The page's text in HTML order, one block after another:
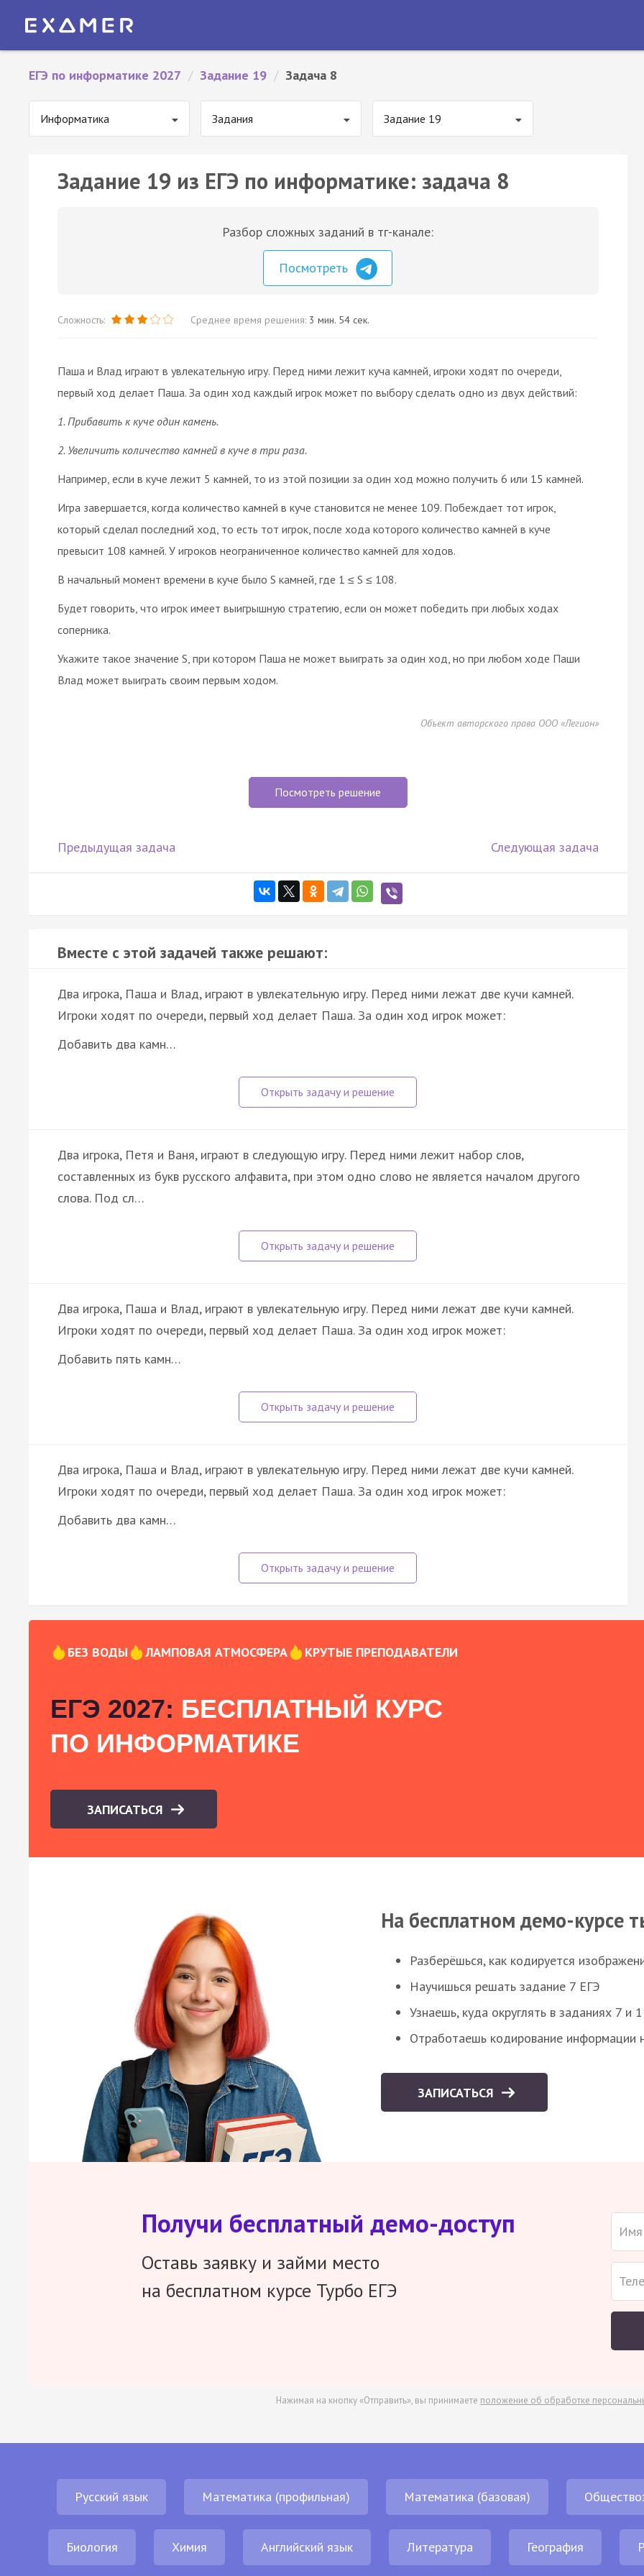
ЕГЭ по информатике 2027 / Задание 19 / Задача 8
Информатика Задания Задание 19
Задание 19 из ЕГЭ по информатике: задача 8
Разбор сложных заданий в тг-канале:
Посмотреть
Сложность: Среднее время решения: 3 мин. 54 сек.
Паша и Влад играют в увлекательную игру. Перед ними лежит куча камней, игроки ходят по очереди,
первый ход делает Паша. За один ход каждый игрок может по выбору сделать одно из двух действий:
1. Прибавить к куче один камень.
2. Увеличить количество камней в куче в три раза.
Например, если в куче лежит 5 камней, то из этой позиции за один ход можно получить 6 или 15 камней.
Игра завершается, когда количество камней в куче становится не менее 109. Побеждает тот игрок,
который сделал последний ход, то есть тот игрок, после хода которого количество камней в куче
превысит 108 камней. У игроков неограниченное количество камней для ходов.
В начальный момент времени в куче было S камней, где 1 ≤ S ≤ 108.
Будет говорить, что игрок имеет выигрышную стратегию, если он может победить при любых ходах
соперника.
Укажите такое значение S, при котором Паша не может выиграть за один ход, но при любом ходе Паши
Влад может выиграть своим первым ходом.
Объект авторского права ООО «Легион»
Посмотреть решение
Предыдущая задача Следующая задача
Вместе с этой задачей также решают:
Два игрока, Паша и Влад, играют в увлекательную игру. Перед ними лежат две кучи камней.
Игроки ходят по очереди, первый ход делает Паша. За один ход игрок может:
Добавить два камн…
Два игрока, Петя и Ваня, играют в следующую игру. Перед ними лежит набор слов,
составленных из букв русского алфавита, при этом одно слово не является началом другого
слова. Под сл…
Два игрока, Паша и Влад, играют в увлекательную игру. Перед ними лежат две кучи камней.
Игроки ходят по очереди, первый ход делает Паша. За один ход игрок может:
Добавить пять камн…
Два игрока, Паша и Влад, играют в увлекательную игру. Перед ними лежат две кучи камней.
Игроки ходят по очереди, первый ход делает Паша. За один ход игрок может:
Добавить два камн…
БЕЗ ВОДЫ ЛАМПОВАЯ АТМОСФЕРА КРУТЫЕ ПРЕПОДАВАТЕЛИ
ЕГЭ 2027: БЕСПЛАТНЫЙ КУРС
ПО ИНФОРМАТИКЕ
ЗАПИСАТЬСЯ
На бесплатном демо-курсе
Разберёшься, как кодируется
Научишься решать задание 7 ЕГЭ
Узнаешь, куда округлять в заданиях 7 и
Отработаешь кодирование информации
ЗАПИСАТЬСЯ
Получи бесплатный демо-доступ
Оставь заявку и займи место
на бесплатном курсе Турбо ЕГЭ
Нажимая на кнопку «Отправить», вы принимаете положение об обработке
Русский язык Математика (профильная) Математика (базовая)
Биология Химия Английский язык Литература География